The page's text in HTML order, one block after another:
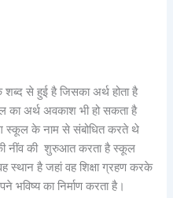
से हुई है जिसका अर्थ होता है
अर्थ अवकाश भी हो सकता है
स्कूल के नाम से संबोधित करते थे
नींव की शुरुआत करता है स्कूल
स्थान है जहां वह शिक्षा ग्रहण करके
का निर्माण करता है।